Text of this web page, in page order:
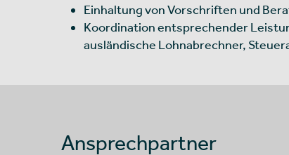
Einhaltung von Vorschriften und
Koordination entsprechender
ausländische Lohnabrechner,
Ansprechpartner